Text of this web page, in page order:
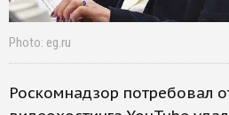
Photo: eg.ru
Роскомнадзор потребовал